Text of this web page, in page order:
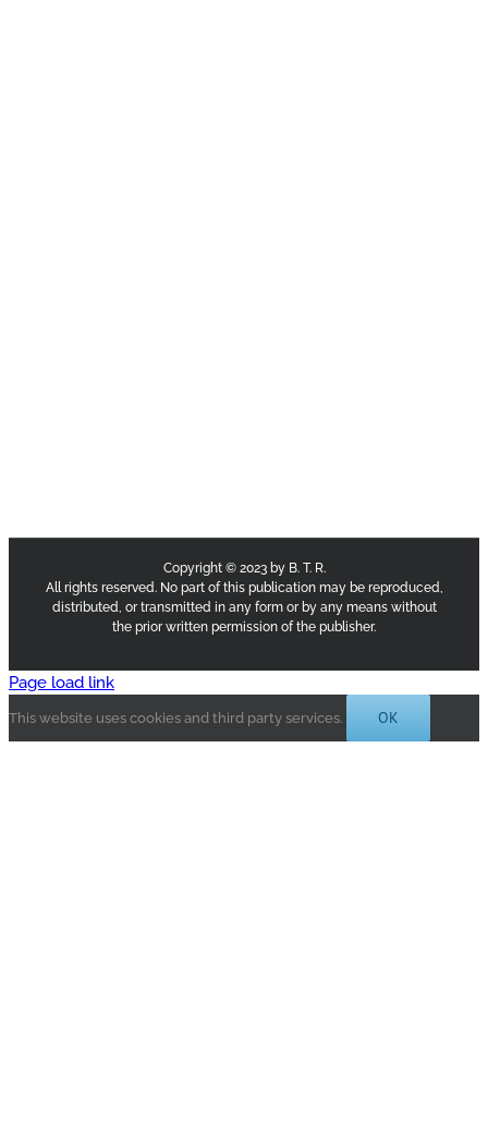
Copyright © 2023 by B. T. R.
All rights reserved. No part of this publication may be reproduced,
distributed, or transmitted in any form or by any means without
the prior written permission of the publisher.
Page load link
This website uses cookies and third party services. OK